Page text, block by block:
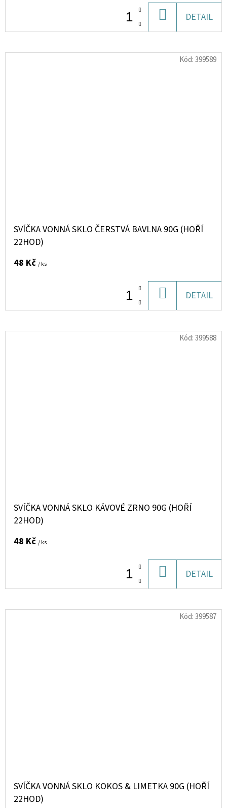
KOŠÍKU
DETAIL
SVÍČKA VONNÁ SKLO ČERSTVÁ BAVLNA 90G (HOŘÍ
22HOD)
48 Kč / ks
KOŠÍKU
DETAIL
Kód:399589
SVÍČKA VONNÁ SKLO KÁVOVÉ ZRNO 90G (HOŘÍ
22HOD)
48 Kč / ks
KOŠÍKU
DETAIL
Kód:399588
SVÍČKA VONNÁ SKLO KOKOS & LIMETKA 90G (HOŘÍ
22HOD)
Kód:399587